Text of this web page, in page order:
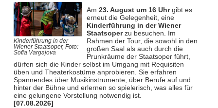
Kinderführung in der
Wiener Staatsoper, Foto:
Sofia Vargajova
Am 23. August um 16 Uhrgibt es
erneut die Gelegenheit, eine
Kinderführung in der Wiener
Staatsoperzu besuchen. Im
Rahmen der Tour, die sowohl in den
großen Saal als auch durch die
Prunkräume der Staatsoper führt,
dürfen sich die Kinder selbst im Umgang mit Requisiten
üben und Theaterkostüme anprobieren. Sie erfahren
Spannendes über Musikinstrumente, über Berufe auf und
hinter der Bühne und erlernen so spielerisch, was alles für
eine gelungene Vorstellung notwendig ist.
[07.08.2026]